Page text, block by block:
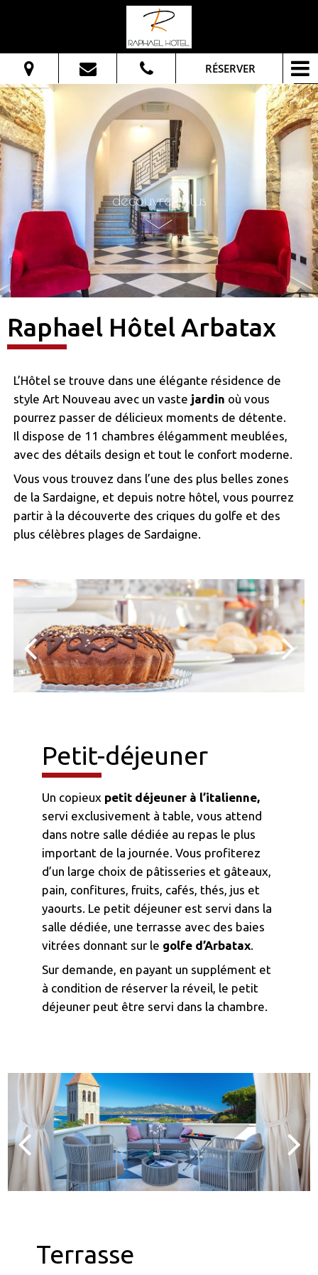
RÉSERVER
Du: Au:
Adultes:
Vérifier la Disponibilité
Demander informations
découvrez plus
Raphael Hôtel Arbatax
L’Hôtel se trouve dans une élégante résidence de
style Art Nouveau avec un vaste jardin où vous
pourrez passer de délicieux moments de détente.
Il dispose de 11 chambres élégamment meublées,
avec des détails design et tout le confort moderne.
Vous vous trouvez dans l’une des plus belles zones
de la Sardaigne, et depuis notre hôtel, vous pourrez
partir à la découverte des criques du golfe et des
plus célèbres plages de Sardaigne.
Petit-déjeuner
Un copieux petit déjeuner à l’italienne,
servi exclusivement à table, vous attend
dans notre salle dédiée au repas le plus
important de la journée. Vous profiterez
d’un large choix de pâtisseries et gâteaux,
pain, confitures, fruits, cafés, thés, jus et
yaourts. Le petit déjeuner est servi dans la
salle dédiée, une terrasse avec des baies
vitrées donnant sur le golfe d’Arbatax.
Sur demande, en payant un supplément et
à condition de réserver la réveil, le petit
déjeuner peut être servi dans la chambre.
Terrasse